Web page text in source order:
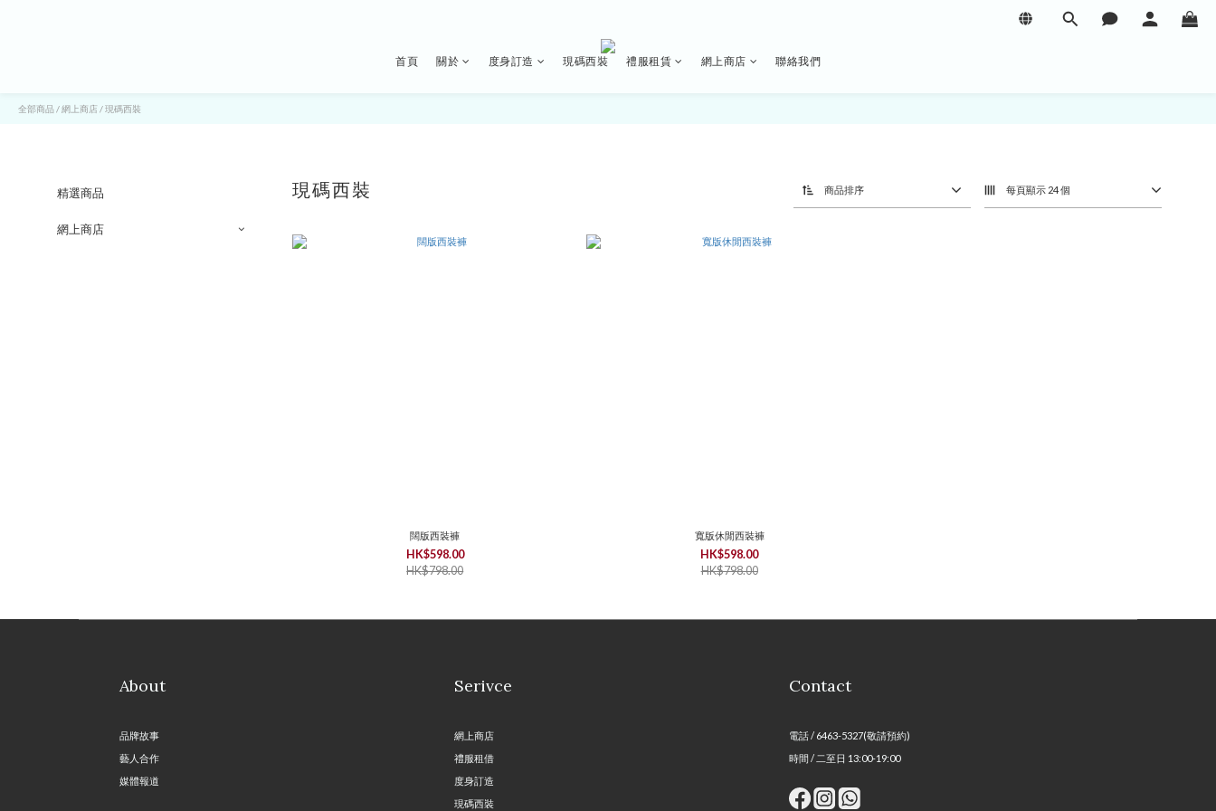
首頁 關於 度身訂造 現碼西裝 禮服租賃 網上商店 聯絡我們
全部商品 /網上商店 /現碼西裝
精選商品
網上商店
現碼西裝 商品排序 每頁顯示 24 個
闊版西裝褲
HK$598.00
HK$798.00
寬版休閒西裝褲
HK$598.00
HK$798.00
About
品牌故事
藝人合作
媒體報道
Serivce
網上商店
禮服租借
度身訂造
現碼西裝
Contact
電話 / 6463-5327(敬請預約)
時間 / 二至日 13:00-19:00